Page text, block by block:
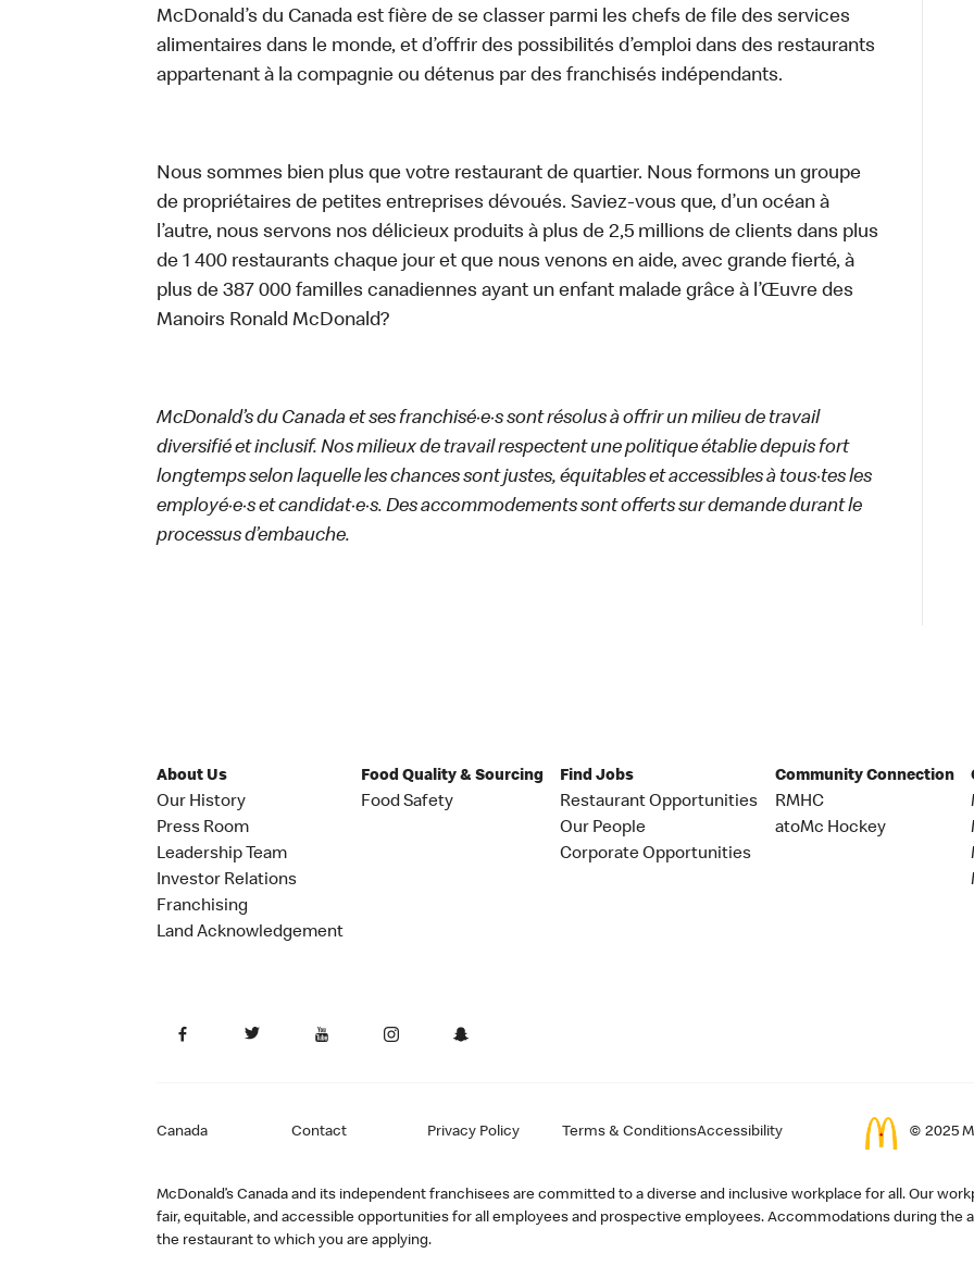
McDonald’s du Canada est fière de se classer parmi les chefs de file des services
alimentaires dans le monde, et d’offrir des possibilités d’emploi dans des restaurants
appartenant à la compagnie ou détenus par des franchisés indépendants.
Nous sommes bien plus que votre restaurant de quartier. Nous formons un groupe
de propriétaires de petites entreprises dévoués. Saviez-vous que, d’un océan à
l’autre, nous servons nos délicieux produits à plus de 2,5 millions de clients dans plus
de 1 400 restaurants chaque jour et que nous venons en aide, avec grande fierté, à
plus de 387 000 familles canadiennes ayant un enfant malade grâce à l’Œuvre des
Manoirs Ronald McDonald?
McDonald’s du Canada et ses franchisé·e·s sont résolus à offrir un milieu de travail
diversifié et inclusif. Nos milieux de travail respectent une politique établie depuis fort
longtemps selon laquelle les chances sont justes, équitables et accessibles à tous·tes les
employé·e·s et candidat·e·s. Des accommodements sont offerts sur demande durant le
processus d’embauche.
About Us
Our History
Press Room
Leadership Team
Investor Relations
Franchising
Land Acknowledgement
Food Quality & Sourcing
Food Safety
Find Jobs
Restaurant Opportunities
Our People
Corporate Opportunities
Community Connection
RMHC
atoMc Hockey
Canada Contact Privacy Policy Terms & ConditionsAccessibility © 2025
McDonald’s Canada and its independent franchisees are committed to a diverse and inclusive workplace for all. Our
fair, equitable, and accessible opportunities for all employees and prospective employees. Accommodations during the
the restaurant to which you are applying.